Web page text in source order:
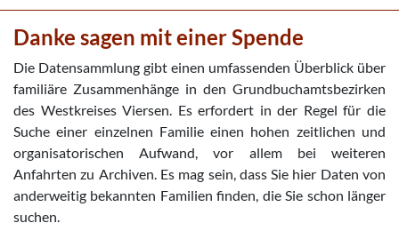
Danke sagen mit einer Spende
Die Datensammlung gibt einen umfassenden Überblick über
familiäre Zusammenhänge in den Grundbuchamtsbezirken
des Westkreises Viersen. Es erfordert in der Regel für die
Suche einer einzelnen Familie einen hohen zeitlichen und
organisatorischen Aufwand, vor allem bei weiteren
Anfahrten zu Archiven. Es mag sein, dass Sie hier Daten von
anderweitig bekannten Familien finden, die Sie schon länger
suchen.